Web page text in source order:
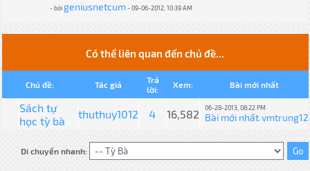
- bởi geniusnetcum- 09-06-2012, 10:39 AM
Có thể liên quan đến chủ đề...
Chủ đề: Tác giả
Trả
lời:
Xem: Bài mới nhất
Sách tự
học tỳ bà
thuthuy1012 4 16,582 06-28-2013, 08:22 PM
Bài mới nhất:vmtrung12
Di chuyển nhanh: